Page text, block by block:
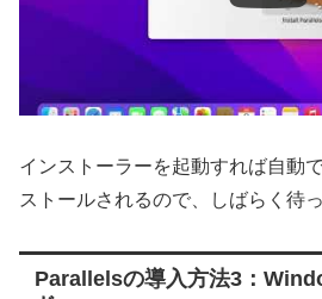
インストーラーを起動すれば自動
ストールされるので、しばらく待
Parallelsの導入方法3：